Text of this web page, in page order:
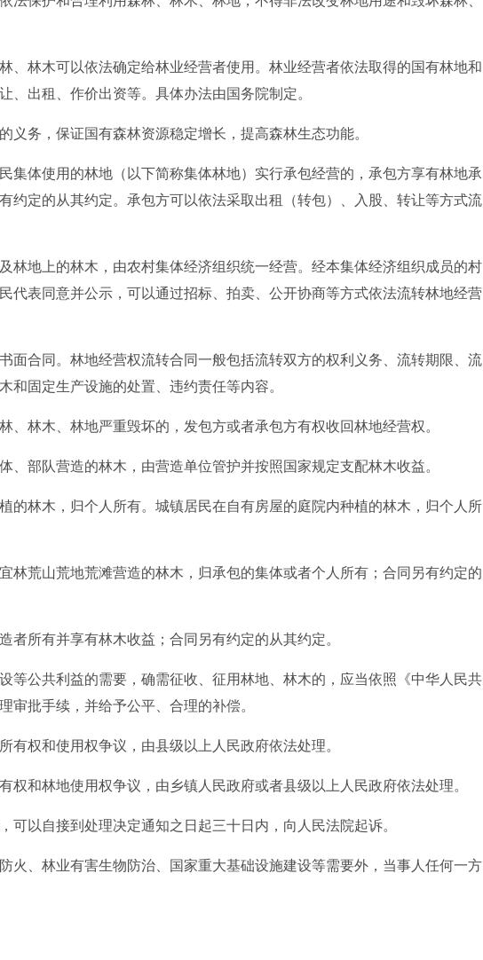
木可以依法确定给林业经营者使用。林业经营者依法取得的国有林地和
、出租、作价出资等。具体办法由国务院制定。
务，保证国有森林资源稳定增长，提高森林生态功能。
使用的林地（以下简称集体林地）实行承包经营的，承包方享有林地承
约定的从其约定。承包方可以依法采取出租（转包）、入股、转让等方式流
上的林木，由农村集体经济组织统一经营。经本集体经济组织成员的村
代表同意并公示，可以通过招标、拍卖、公开协商等方式依法流转林地经营
同。林地经营权流转合同一般包括流转双方的权利义务、流转期限、流
和固定生产设施的处置、违约责任等内容。
林木、林地严重毁坏的，发包方或者承包方有权收回林地经营权。
队营造的林木，由营造单位管护并按照国家规定支配林木收益。
林木，归个人所有。城镇居民在自有房屋的庭院内种植的林木，归个人所
荒山荒地荒滩营造的林木，归承包的集体或者个人所有；合同另有约定的
所有并享有林木收益；合同另有约定的从其约定。
共利益的需要，确需征收、征用林地、林木的，应当依照《中华人民共
审批手续，并给予公平、合理的补偿。
和使用权争议，由县级以上人民政府依法处理。
和林地使用权争议，由乡镇人民政府或者县级以上人民政府依法处理。
以自接到处理决定通知之日起三十日内，向人民法院起诉。
、林业有害生物防治、国家重大基础设施建设等需要外，当事人任何一方